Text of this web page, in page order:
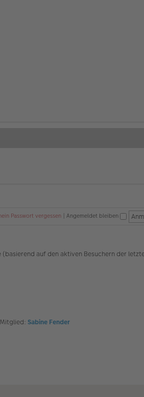
Passwort vergessen Angemeldet bleiben
auf den aktiven Besuchern der
Sabine Fender